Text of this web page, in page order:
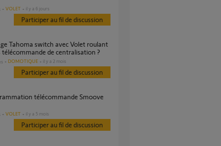
VOLET il y a 6 jours
Participer au fil de discussion
télécommande de centralisation ?
DOMOTIQUE il y a 2 mois
Participer au fil de discussion
VOLET il y a 5 mois
Participer au fil de discussion